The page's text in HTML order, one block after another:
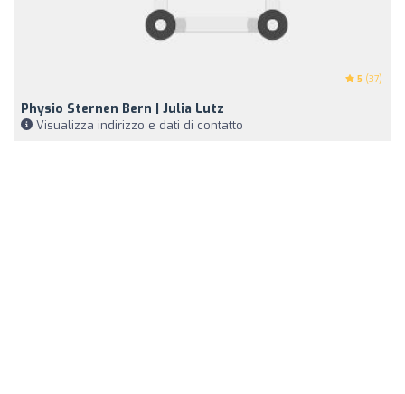
5 (37)
Physio Sternen Bern | Julia Lutz
Visualizza indirizzo e dati di contatto